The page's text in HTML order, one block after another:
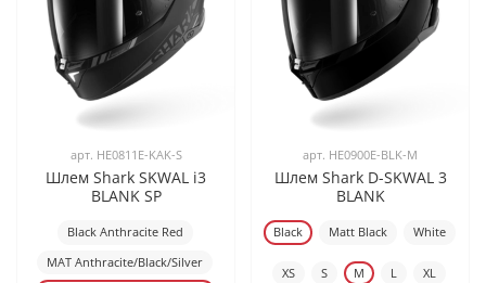
арт. HE0811E-KAK-S
Шлем Shark SKWAL i3
BLANK SP
Black Anthracite Red
MAT Anthracite/Black/Silver
арт. HE0900E-BLK-M
Шлем Shark D-SKWAL 3
BLANK
Black Matt Black White
XS S M L XL